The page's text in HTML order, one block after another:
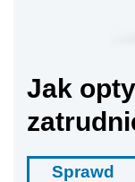
Jak
Sprawd